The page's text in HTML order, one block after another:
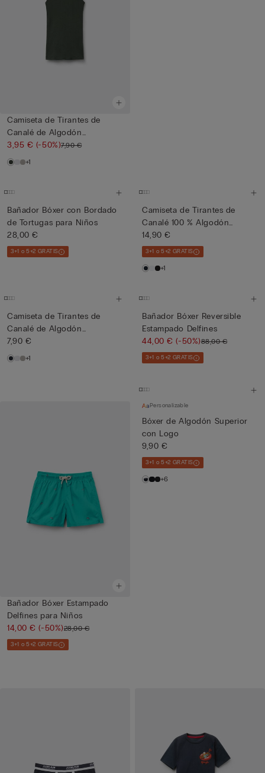
Camiseta de Tirantes de
Canalé de Algodón
Superior...
3,95 € (-50%)7,90 €
+1
Bañador Bóxer con Bordado
de Tortugas para Niños
28,00 €
3+1 o 5+2 GRATIS
Camiseta de Tirantes de
Canalé 100 % Algodón
Super...
14,90 €
3+1 o 5+2 GRATIS
+1
Camiseta de Tirantes de
Canalé de Algodón
Superior...
7,90 €
+1
Bañador Bóxer Reversible
Estampado Delfines
44,00 €(-50%)88,00 €
3+1 o 5+2 GRATIS
Bañador Bóxer Estampado
Delfines para Niños
14,00 €(-50%)28,00 €
3+1 o 5+2 GRATIS
Personalizable
Bóxer de Algodón Superior
con Logo
9,90 €
3+1 o 5+2 GRATIS
+6